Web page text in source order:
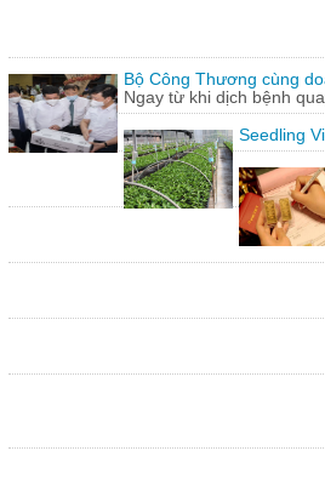
Bộ Công Thương cùng
Ngay từ khi dịch bệnh
Seedling